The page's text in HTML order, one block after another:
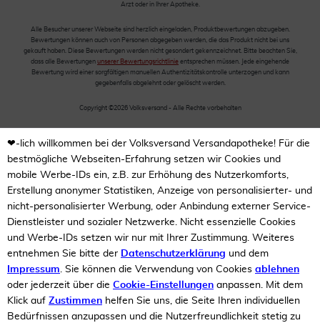
Arzt oder in Ihrer Apotheke.
Alle Besucher unserer Webseite sind herzlich eingeladen, Produktbewertungen abzugeben.
Bewertungen können auch von Personen abgegeben werden, die das Produkt nicht bei uns
gekauft haben. Diese Bewertungen werden nicht gesondert gekennzeichnet. Bitte beachten Sie,
dass alle Bewertungen unserer Bewertungsrichtlinie entsprechen müssen. Jede eingehende
Bewertung wird einer sorgfältigen manuellen Authentizitätskontrolle unterzogen und kann
gegebenfalls abgelehnt oder gelöscht werden.
Copyright ©2026 Volksversand - Alle Rechte vorbehalten
❤-lich willkommen bei der Volksversand Versandapotheke! Für die
bestmögliche Webseiten-Erfahrung setzen wir Cookies und
mobile Werbe-IDs ein, z.B. zur Erhöhung des Nutzerkomforts,
Erstellung anonymer Statistiken, Anzeige von personalisierter- und
nicht-personalisierter Werbung, oder Anbindung externer Service-
Dienstleister und sozialer Netzwerke. Nicht essenzielle Cookies
und Werbe-IDs setzen wir nur mit Ihrer Zustimmung. Weiteres
entnehmen Sie bitte der Datenschutzerklärung und dem
Impressum. Sie können die Verwendung von Cookies ablehnen
oder jederzeit über die Cookie-Einstellungen anpassen. Mit dem
Klick auf Zustimmen helfen Sie uns, die Seite Ihren individuellen
Bedürfnissen anzupassen und die Nutzerfreundlichkeit stetig zu